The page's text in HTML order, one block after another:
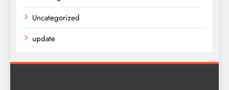
Uncategorized
update